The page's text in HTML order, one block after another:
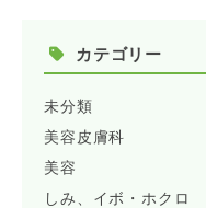
カテゴリー
未分類
美容皮膚科
美容
しみ、イボ・ホクロ